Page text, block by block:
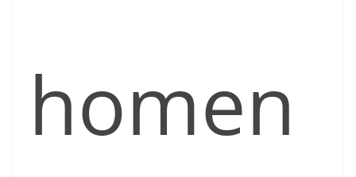
homen